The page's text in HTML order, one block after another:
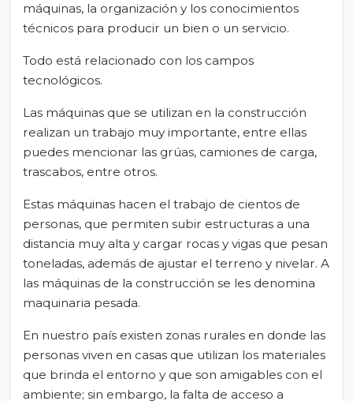
máquinas, la organización y los conocimientos
técnicos para producir un bien o un servicio.
Todo está relacionado con los campos
tecnológicos.
Las máquinas que se utilizan en la construcción
realizan un trabajo muy importante, entre ellas
puedes mencionar las grúas, camiones de carga,
trascabos, entre otros.
Estas máquinas hacen el trabajo de cientos de
personas, que permiten subir estructuras a una
distancia muy alta y cargar rocas y vigas que pesan
toneladas, además de ajustar el terreno y nivelar. A
las máquinas de la construcción se les denomina
maquinaria pesada.
En nuestro país existen zonas rurales en donde las
personas viven en casas que utilizan los materiales
que brinda el entorno y que son amigables con el
ambiente; sin embargo, la falta de acceso a